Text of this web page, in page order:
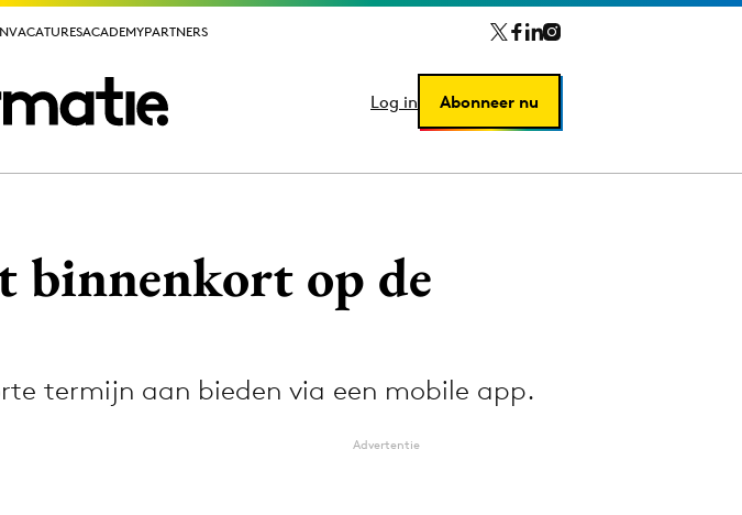
VACATURESACADEMYPARTNERS
Log in Abonneer nu
VACATURESACADEMYPARTNERS
Log in Abonneer nu
Media
binnenkort op de
termijn aan bieden via een mobile app.
Advertentie